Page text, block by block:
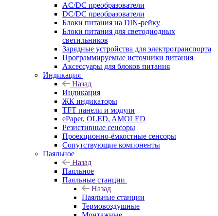
AC/DC преобразователи
DC/DC преобразователи
Блоки питания на DIN-рейку
Блоки питания для светодиодных
светильников
Зарядные устройства для электротранспорта
Программируемые источники питания
Аксессуары для блоков питания
Индикация
Назад
Индикация
ЖК индикаторы
TFT панели и модули
ePaper, OLED, AMOLED
Резистивные сенсоры
Проекционно-ёмкостные сенсоры
Сопутствующие компоненты
Паяльное
Назад
Паяльное
Паяльные станции
Назад
Паяльные станции
Термовоздушные